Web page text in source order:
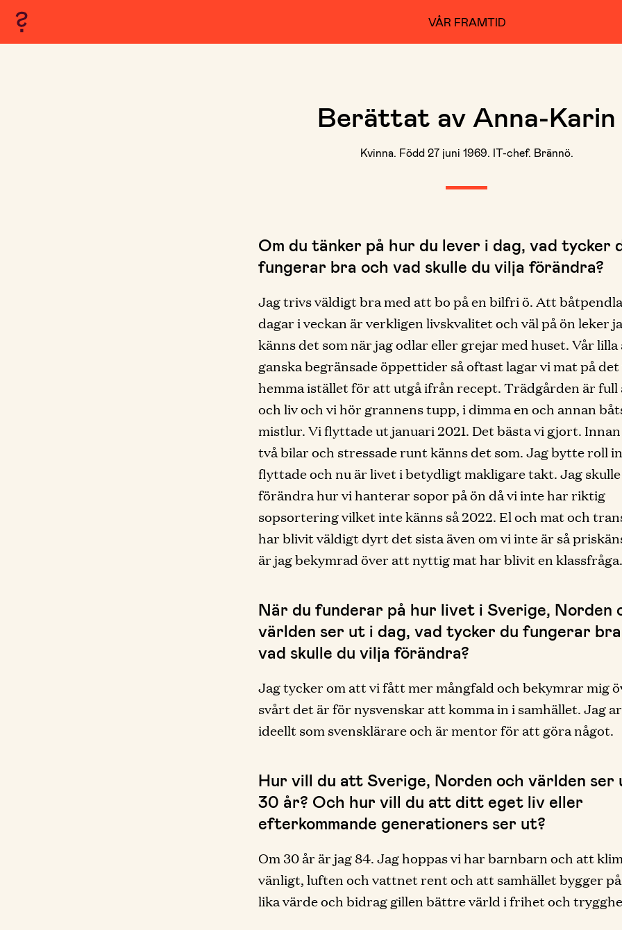
VÅR FRAMTID
Berättat av Anna-Karin
Kvinna. Född 27 juni 1969. IT-chef. Brännö.
Om du tänker på hur du lever i dag, vad tycker
fungerar bra och vad skulle du vilja förändra?
Jag trivs väldigt bra med att bo på en bilfri ö. Att
dagar i veckan är verkligen livskvalitet och väl på ön leker
känns det som när jag odlar eller grejar med huset. Vår
ganska begränsade öppettider så oftast lagar vi mat på
hemma istället för att utgå ifrån recept. Trädgården är full
och liv och vi hör grannens tupp, i dimma en och annan
mistlur. Vi flyttade ut januari 2021. Det bästa vi gjort. Innan
två bilar och stressade runt känns det som. Jag bytte roll
flyttade och nu är livet i betydligt makligare takt. Jag
förändra hur vi hanterar sopor på ön då vi inte har riktig
sopsortering vilket inte känns så 2022. El och mat och
har blivit väldigt dyrt det sista även om vi inte är så
är jag bekymrad över att nyttig mat har blivit en klassfråga.
När du funderar på hur livet i Sverige, Norden
världen ser ut i dag, vad tycker du fungerar
vad skulle du vilja förändra?
Jag tycker om att vi fått mer mångfald och bekymrar mig
svårt det är för nysvenskar att komma in i samhället. Jag
ideellt som svensklärare och är mentor för att göra något.
Hur vill du att Sverige, Norden och världen ser
30 år? Och hur vill du att ditt eget liv eller
efterkommande generationers ser ut?
Om 30 år är jag 84. Jag hoppas vi har barnbarn och att
vänligt, luften och vattnet rent och att samhället bygger
lika värde och bidrag gillen bättre värld i frihet och